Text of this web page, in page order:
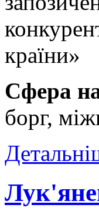
країни»
Сфера
борг,